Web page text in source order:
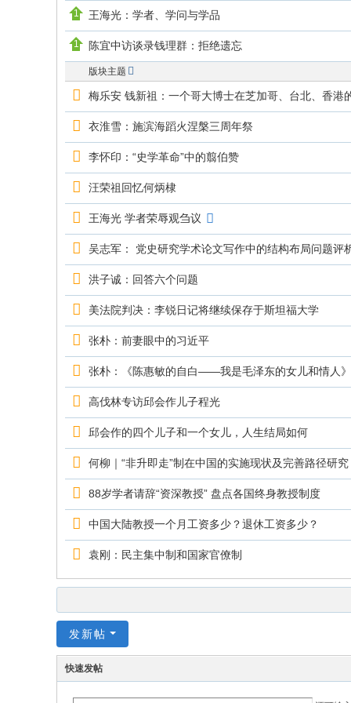
究
王海光：学者、学问与学品
陈宜中访谈录钱理群：拒绝遗忘
版块主题
梅乐安 钱新祖：一个哥大博士在芝加哥、台北、香港
衣淮雪：施滨海蹈火涅槃三周年祭
李怀印：“史学革命”中的翦伯赞
汪荣祖回忆何炳棣
王海光 学者荣辱观刍议
吴志军： 党史研究学术论文写作中的结构布局问题评
洪子诚：回答六个问题
美法院判决：李锐日记将继续保存于斯坦福大学
张朴：前妻眼中的习近平
张朴：《陈惠敏的自白——我是毛泽东的女儿和情人
高伐林专访邱会作儿子程光
邱会作的四个儿子和一个女儿，人生结局如何
何柳｜“非升即走”制在中国的实施现状及完善路径研究
88岁学者请辞“资深教授” 盘点各国终身教授制度
中国大陆教授一个月工资多少？退休工资多少？
袁刚：民主集中制和国家官僚制
发新帖
快速发帖